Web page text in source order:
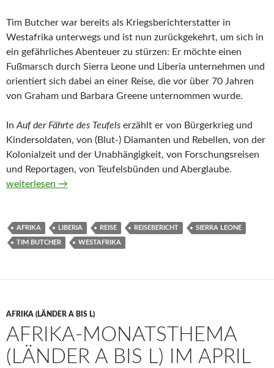
Tim Butcher war bereits als Kriegsberichterstatter in
Westafrika unterwegs und ist nun zurückgekehrt, um sich in
ein gefährliches Abenteuer zu stürzen: Er möchte einen
Fußmarsch durch Sierra Leone und Liberia unternehmen und
orientiert sich dabei an einer Reise, die vor über 70 Jahren
von Graham und Barbara Greene unternommen wurde.
In Auf der Fährte des Teufels erzählt er von Bürgerkrieg und
Kindersoldaten, von (Blut-) Diamanten und Rebellen, von der
Kolonialzeit und der Unabhängigkeit, von Forschungsreisen
und Reportagen, von Teufelsbünden und Aberglaube.
Auf der Fährte des Teufels. Zu Fuß durch Sierra Leone und
weiterlesen →
AFRIKA LIBERIA REISE REISEBERICHT SIERRA LEONE
TIM BUTCHER WESTAFRIKA
AFRIKA (LÄNDER A BIS L)
AFRIKA-MONATSTHEMA
(LÄNDER A BIS L) IM APRIL